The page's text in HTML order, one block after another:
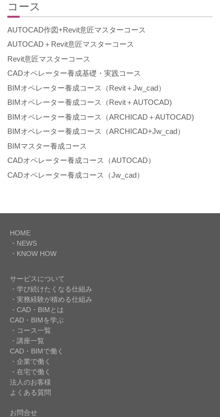
コース
AUTOCAD作図+Revit意匠マスターコース
AUTOCAD＋Revit意匠マスターコース
Revit意匠マスターコース
CADオペレーター養成基礎・実践コース
BIMオペレーター養成コース（Revit＋Jw_cad）
BIMオペレーター養成コース（Revit＋AUTOCAD)
BIMオペレーター養成コース（ARCHICAD＋AUTOCAD)
BIMオペレーター養成コース（ARCHICAD+Jw_cad）
BIMマスター養成コース
CADオペレーター養成コース（AUTOCAD）
CADオペレーター養成コース（Jw_cad）
HOME
・NEWS
・KNOW HOW
サービスについて
・学び続けたくなる仕組み
・実務経験が積める仕組み
・CAD・BIMとは
CAD・BIMを学ぶ
・コース一覧
・講座一覧
CAD・BIMで働く
・企業で働く
・在宅で働く
法人のお客様
よくある質問
お問合せ